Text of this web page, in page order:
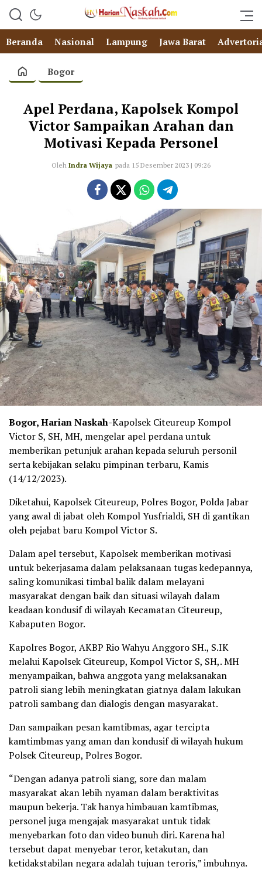
Beranda Nasional Lampung Jawa Barat
Bogor
Apel Perdana, Kapolsek Kompol
Victor Sampaikan Arahan dan
Motivasi Kepada Personel
Oleh Indra Wijaya pada 15 Desember 2023 | 09:26
Bogor, Harian Naskah-Kapolsek Citeureup Kompol
Victor S, SH, MH, mengelar apel perdana untuk
memberikan petunjuk arahan kepada seluruh personil
serta kebijakan selaku pimpinan terbaru, Kamis
(14/12/2023).
Diketahui, Kapolsek Citeureup, Polres Bogor, Polda Jabar
yang awal di jabat oleh Kompol Yusfrialdi, SH di gantikan
oleh pejabat baru Kompol Victor S.
Dalam apel tersebut, Kapolsek memberikan motivasi
untuk bekerjasama dalam pelaksanaan tugas kedepannya,
saling komunikasi timbal balik dalam melayani
masyarakat dengan baik dan situasi wilayah dalam
keadaan kondusif di wilayah Kecamatan Citeureup,
Kabaputen Bogor.
Kapolres Bogor, AKBP Rio Wahyu Anggoro SH., S.IK
melalui Kapolsek Citeureup, Kompol Victor S, SH,. MH
menyampaikan, bahwa anggota yang melaksanakan
patroli siang lebih meningkatan giatnya dalam lakukan
patroli sambang dan dialogis dengan masyarakat.
Dan sampaikan pesan kamtibmas, agar tercipta
kamtimbmas yang aman dan kondusif di wilayah hukum
Polsek Citeureup, Polres Bogor.
“Dengan adanya patroli siang, sore dan malam
masyarakat akan lebih nyaman dalam beraktivitas
maupun bekerja. Tak hanya himbauan kamtibmas,
personel juga mengajak masyarakat untuk tidak
menyebarkan foto dan video bunuh diri. Karena hal
tersebut dapat menyebar teror, ketakutan, dan
ketidakstabilan negara adalah tujuan teroris,” imbuhnya.